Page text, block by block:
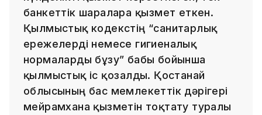
банкеттік шараларға қызмет еткен.
Қылмыстық кодекстің “санитарлық
ережелерді немесе гигиеналық
нормаларды бұзу” бабы бойынша
қылмыстық іс қозғалды. Қостанай
облысының бас мемлекеттік дәрігері
мейрамхана қызметін тоқтату туралы